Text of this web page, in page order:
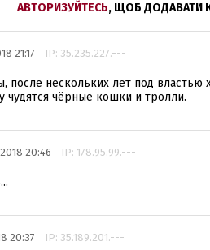
АВТОРИЗУЙТЕСЬ, ЩОБ ДОДАВАТИ
21:17 IP: 35.235.227.---
нескольких лет под властью
чудятся чёрные кошки и тролли.
20:46 IP: 178.95.99.---
20:37 IP: 35.189.201.---